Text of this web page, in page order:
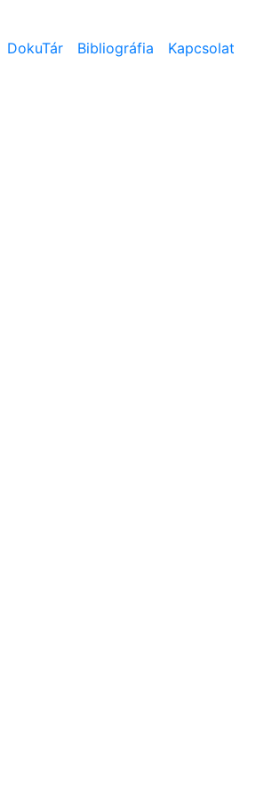
DokuTár Bibliográfia Kapcsolat